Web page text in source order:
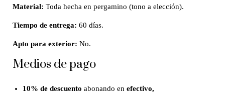
Material: Toda hecha en pergamino (tono a elección).
Tiempo de entrega: 60 días.
Apto para exterior: No.
Medios de pago
10% de descuento abonando en efectivo,